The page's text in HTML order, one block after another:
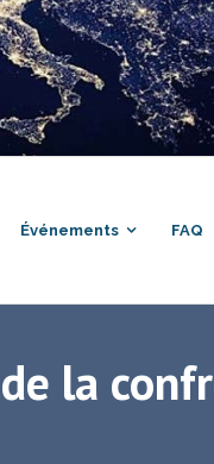
Événements FAQ
la